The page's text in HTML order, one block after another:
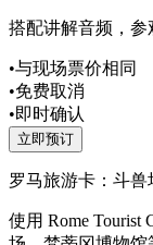
搭配讲解音频，参
•与现场票价相同
•免费取消
•即时确认
立即预订
罗马旅游卡：斗
使用 Rome